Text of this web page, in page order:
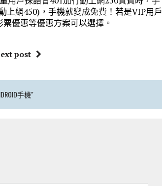
上網450)，手機就變成免費！若是VIP用戶
優惠等優惠方案可以選擇。
post
手機"